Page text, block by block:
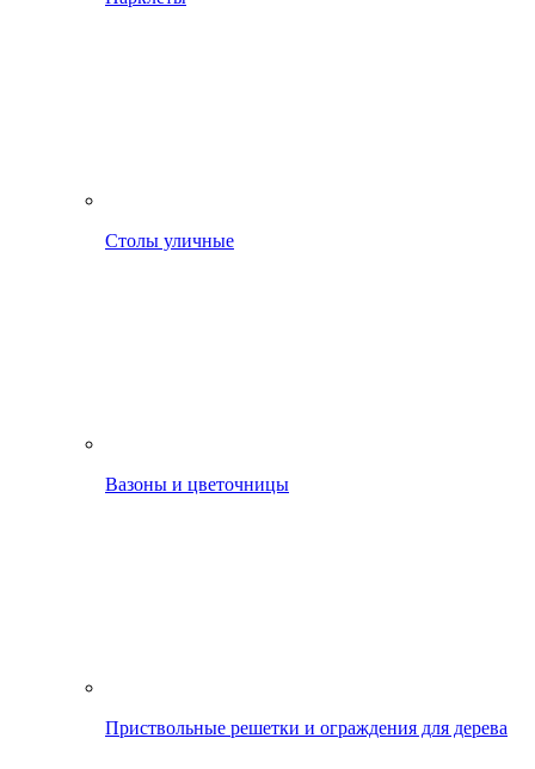
Столы уличные
Вазоны и цветочницы
Приствольные решетки и ограждения для дерева